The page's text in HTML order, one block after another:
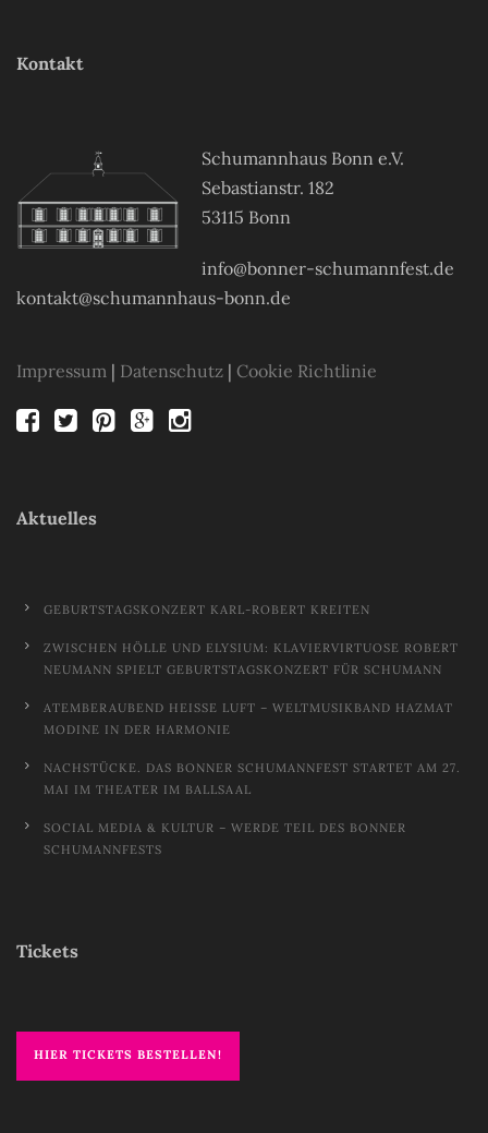
Kontakt
Schumannhaus Bonn e.V.
Sebastianstr. 182
53115 Bonn
info@bonner-schumannfest.de
kontakt@schumannhaus-bonn.de
Impressum | Datenschutz | Cookie Richtlinie
Aktuelles
GEBURTSTAGSKONZERT KARL-ROBERT KREITEN
ZWISCHEN HÖLLE UND ELYSIUM: KLAVIERVIRTUOSE ROBERT
NEUMANN SPIELT GEBURTSTAGSKONZERT FÜR SCHUMANN
ATEMBERAUBEND HEISSE LUFT – WELTMUSIKBAND HAZMAT M
ODINE IN DER HARMONIE
NACHSTÜCKE. DAS BONNER SCHUMANNFEST STARTET AM 27.
MAI IM THEATER IM BALLSAAL
SOCIAL MEDIA & KULTUR – WERDE TEIL DES BONNER
SCHUMANNFESTS
Tickets
HIER TICKETS BESTELLEN!